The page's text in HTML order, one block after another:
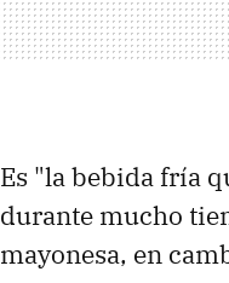
Es "la bebida fría
durante mucho
mayonesa, en